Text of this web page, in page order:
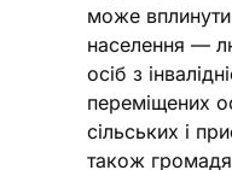
може вплинути
населення —
осіб з
переміщених
сільських і
також